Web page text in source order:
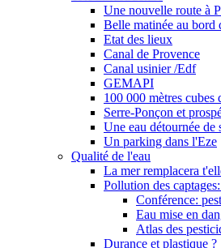
Une nouvelle route à
Belle matinée au
Etat des lieux
Canal de Provence
Canal usinier /Edf
GEMAPI
100 000 mètres cubes
Serre-Ponçon et
Une eau détournée de
Un parking dans l'Eze
Qualité de l'eau
La mer remplacera
Pollution des
Conférence:
Eau mise en
Atlas des
Durance et plastique ?